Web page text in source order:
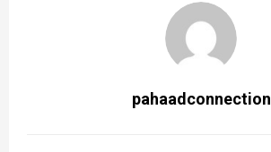
pahaadconnection